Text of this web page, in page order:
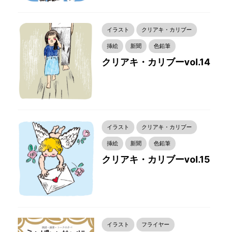
イラスト クリアキ・カリブー
挿絵 新聞 色鉛筆
クリアキ・カリブーvol.14
イラスト クリアキ・カリブー
挿絵 新聞 色鉛筆
クリアキ・カリブーvol.15
イラスト フライヤー